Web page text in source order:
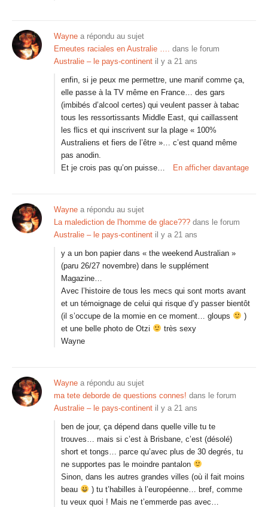
Wayne a répondu au sujet
Emeutes raciales en Australie …. dans le forum
Australie – le pays-continent il y a 21 ans
enfin, si je peux me permettre, une manif comme ça,
elle passe à la TV même en France… des gars
(imbibés d’alcool certes) qui veulent passer à tabac
tous les ressortissants Middle East, qui caillassent
les flics et qui inscrivent sur la plage « 100%
Australiens et fiers de l’être »… c’est quand même
pas anodin.
Et je crois pas qu’on puisse…
En afficher davantage
Wayne a répondu au sujet
La malediction de l'homme de glace??? dans le forum
Australie – le pays-continent il y a 21 ans
y a un bon papier dans « the weekend Australian »
(paru 26/27 novembre) dans le supplément
Magazine…
Avec l’histoire de tous les mecs qui sont morts avant
et un témoignage de celui qui risque d’y passer bientôt
(il s’occupe de la momie en ce moment… gloups
)
et une belle photo de Otzi
très sexy
Wayne
Wayne a répondu au sujet
ma tete deborde de questions connes! dans le forum
Australie – le pays-continent il y a 21 ans
ben de jour, ça dépend dans quelle ville tu te
trouves… mais si c’est à Brisbane, c’est (désolé)
short et tongs… parce qu’avec plus de 30 degrés, tu
ne supportes pas le moindre pantalon
Sinon, dans les autres grandes villes (où il fait moins
beau
) tu t’habilles à l’européenne… bref, comme
tu veux quoi ! Mais ne t’emmerde pas avec…